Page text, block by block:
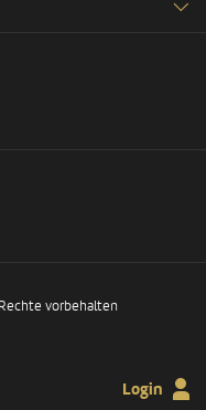
Login
vorbehalten